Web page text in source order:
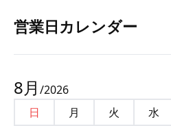
営業⽇カレンダー
8月 /2026
日
月 火 水